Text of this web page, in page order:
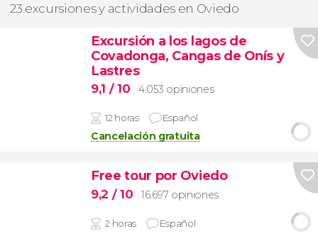
23 excursiones y actividades en Oviedo
Excursión a los lagos de
Covadonga, Cangas de Onís y
Lastres
9,1 / 10 4.053 opiniones
12 horas Español
Cancelación gratuita
Free tour por Oviedo
9,2 / 10 16.697 opiniones
2 horas Español